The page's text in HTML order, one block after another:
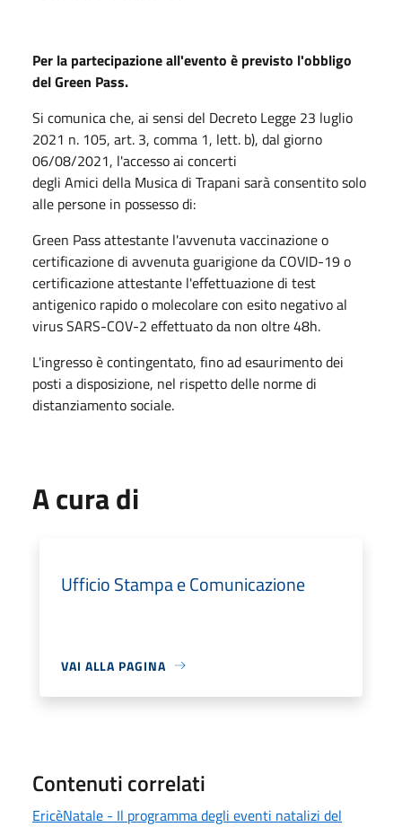
Per la partecipazione all'evento è previsto l'obbligo
del Green Pass.
Si comunica che, ai sensi del Decreto Legge 23 luglio
2021 n. 105, art. 3, comma 1, lett. b), dal giorno
06/08/2021, l'accesso ai concerti
degli Amici della Musica di Trapani sarà consentito solo
alle persone in possesso di:
Green Pass attestante l'avvenuta vaccinazione o
certificazione di avvenuta guarigione da COVID-19 o
certificazione attestante l'effettuazione di test
antigenico rapido o molecolare con esito negativo al
virus SARS-COV-2 effettuato da non oltre 48h.
L'ingresso è contingentato, fino ad esaurimento dei
posti a disposizione, nel rispetto delle norme di
distanziamento sociale.
A cura di
Ufficio Stampa e Comunicazione
VAI ALLA PAGINA
Contenuti correlati
EricèNatale - Il programma degli eventi natalizi del